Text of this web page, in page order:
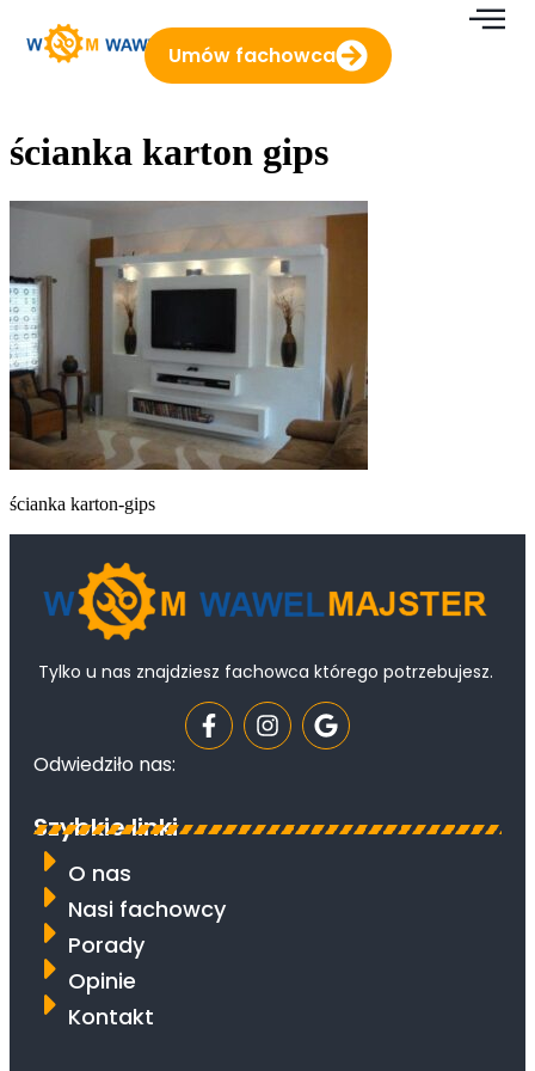
treści
Umów fachowca
ścianka karton gips
ścianka karton-gips
Tylko u nas znajdziesz fachowca którego potrzebujesz.
Odwiedziło nas:
Szybkie linki
O nas
Nasi fachowcy
Porady
Opinie
Kontakt